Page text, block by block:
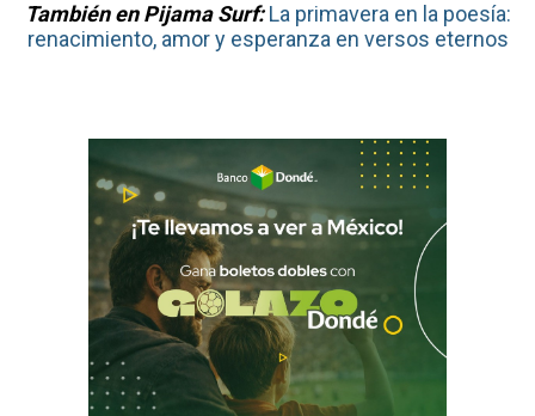
También en Pijama Surf: La primavera en la poesía:
renacimiento, amor y esperanza en versos eternos